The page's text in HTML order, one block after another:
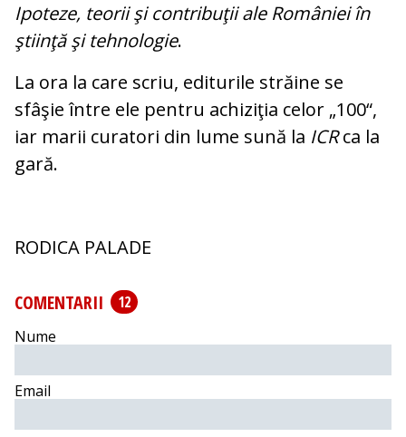
Ipoteze, teorii şi con­tribuţii ale Ro­mâniei în
ştiinţă şi teh­no­logie.
La ora la care scriu, editurile stră­ine se
sfâşie între ele pentru achi­ziţia celor „100“,
iar marii cu­ra­tori din lume sună la ICRca la
gară.
RODICA PALADE
COMENTARII
12
Nume
Email